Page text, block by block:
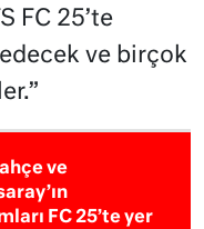
FC 25’te
ve birçok
ve
FC 25’te yer